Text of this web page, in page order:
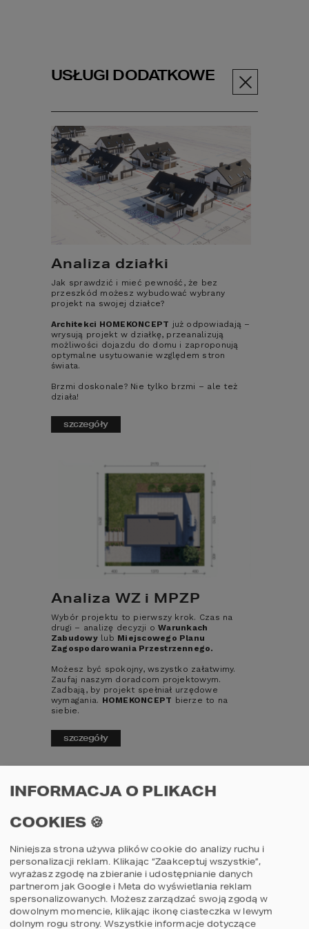
USŁUGI DODATKOWE
Analiza działki
Jak sprawdzić i mieć pewność, że bez
przeszkód możesz wybudować wybrany
projekt na swojej działce?
Architekci HOMEKONCEPT już odpowiadają –
wrysują projekt w działkę, przeanalizują
możliwości dojazdu do domu i zaproponują
optymalne usytuowanie względem stron
świata.
Brzmi doskonale? Nie tylko brzmi – ale też
działa!
szczegóły
Analiza WZ i MPZP
Wybór projektu to pierwszy krok. Czas na
drugi – analizę decyzji oWarunkach
Zabudowylub Miejscowego Planu
Zagospodarowania Przestrzennego.
Możesz być spokojny, wszystko załatwimy.
Zaufaj naszym doradcom projektowym.
Zadbają, by projekt spełniał urzędowe
wymagania. HOMEKONCEPT bierze to na
siebie.
szczegóły
Dobór projektu
Kontakt
MASZ PYTANIE?
SKONTAKTUJ SIĘ Z
NAMI
TELEFON
MAIL
studio@homekoncept.pl
ul. Grzegórzecka 67F/1
poniedziałek - piątek: 8:00 – 17:00
sobota: nieczynne
ŚLEDŹ NASZE MEDIA
SPOŁECZNOŚCIOWE
KONTAKT
IMIĘ I NAZWISKO*
MAIL*
TREŚĆ WIADOMOŚCI*
* pole obowiązkowe
INFORMACJA O PLIKACH
COOKIES 🍪
Niniejsza strona używa plików cookie do analizy ruchu i
personalizacji reklam. Klikając “Zaakceptuj wszystkie”,
wyrażasz zgodę na zbieranie i udostępnianie danych
partnerom jak Google i Meta do wyświetlania reklam
spersonalizowanych. Możesz zarządzać swoją zgodą w
dowolnym momencie, klikając ikonę ciasteczka w lewym
dolnym rogu strony. Wszystkie informacje dotyczące